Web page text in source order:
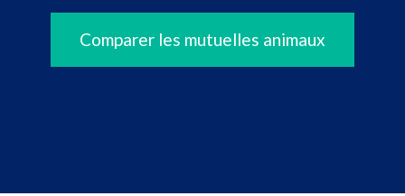
Comparer les mutuelles animaux